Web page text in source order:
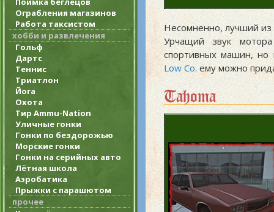
Ограбления магазинов
Работа таксистом
хобби и развлечения
Гольф
Дартс
Теннис
Триатлон
Йога
Охота
Тир Ammu-Nation
Уличные гонки
Гонки по бездорожью
Морские гонки
Гонки на серийных авто
Лётная школа
Аэробатика
Прыжки с парашютом
прочее
Несомненно, лучший из
Урчащий звук
спортивных машин, но
Low Co.ему можно
Tahoma